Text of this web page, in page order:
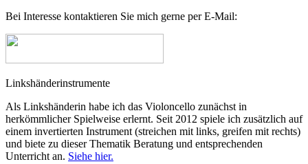
Bei Interesse kontaktieren Sie mich gerne per E-Mail:
Linkshänderinstrumente
Als Linkshänderin habe ich das Violoncello zunächst in
herkömmlicher Spielweise erlernt. Seit 2012 spiele ich zusätzlich auf
einem invertierten Instrument (streichen mit links, greifen mit rechts)
und biete zu dieser Thematik Beratung und entsprechenden
Unterricht an. Siehe hier.